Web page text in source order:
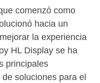
comenzó como
hacia un
la experiencia
HL Display se ha
principales
soluciones para el